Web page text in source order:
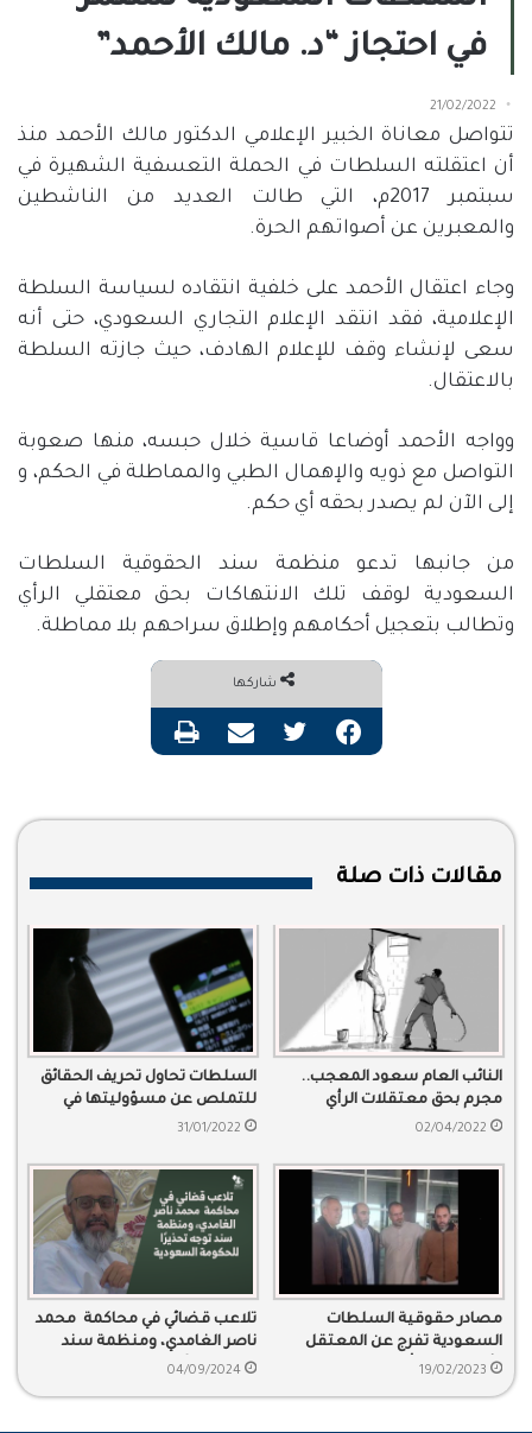
في احتجاز “د. مالك الأحمد”
21/02/2022
تتواصل معاناة الخبير الإعلامي الدكتور مالك الأحمد منذ
أن اعتقلته السلطات في الحملة التعسفية الشهيرة في
سبتمبر 2017م، التي طالت العديد من الناشطين
والمعبرين عن أصواتهم الحرة.
وجاء اعتقال الأحمد على خلفية انتقاده لسياسة السلطة
الإعلامية، فقد انتقد الإعلام التجاري السعودي، حتى أنه
سعى لإنشاء وقف للإعلام الهادف، حيث جازته السلطة
بالاعتقال.
وواجه الأحمد أوضاعا قاسية خلال حبسه، منها صعوبة
التواصل مع ذويه والإهمال الطبي والمماطلة في الحكم، و
إلى الآن لم يصدر بحقه أي حكم.
من جانبها تدعو منظمة سند الحقوقية السلطات
السعودية لوقف تلك الانتهاكات بحق معتقلي الرأي
وتطالب بتعجيل أحكامهم وإطلاق سراحهم بلا مماطلة.
شاركها
فيسبوك تويتر مشاركة عبر البريد طباعة
مقالات ذات صلة
النائب العام سعود المعجب..
مجرم بحق معتقلات الرأي
02/04/2022
السلطات تحاول تحريف الحقائق
للتملص عن مسؤوليتها في
التجسس
31/01/2022
مصادر حقوقية السلطات
السعودية تفرج عن المعتقل
الأردني محمد أسعد
19/02/2023
تلاعب قضائي في محاكمة محمد
ناصر الغامدي، ومنظمة سند
توجه تحذيرًا للحكومة السعودية
04/09/2024